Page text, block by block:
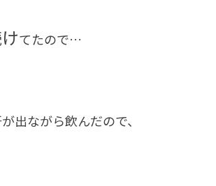
てたので…
出ながら飲んだので、